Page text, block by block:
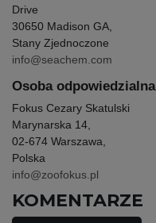
Drive
30650 Madison GA,
Stany Zjednoczone
info@seachem.com
Osoba odpowiedzialna
Fokus Cezary Skatulski
Marynarska 14,
02-674 Warszawa,
Polska
info@zoofokus.pl
KOMENTARZE